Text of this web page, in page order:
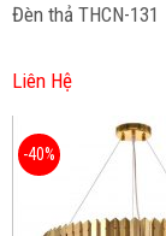
Đèn thả THCN-131
Liên Hệ
-40%